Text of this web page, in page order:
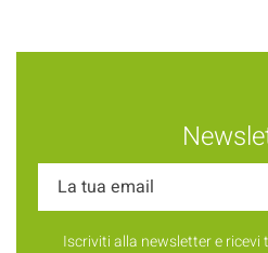
Iscriviti alla newsletter e